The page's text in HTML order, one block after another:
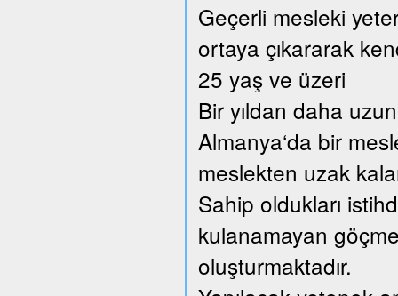
Geçerli mesleki
ortaya çıkararak
25 yaş ve üzeri
Bir yıldan daha
Almanya‘da bir
meslekten uzak
Sahip oldukları
kulanamayan
oluşturmaktadır.